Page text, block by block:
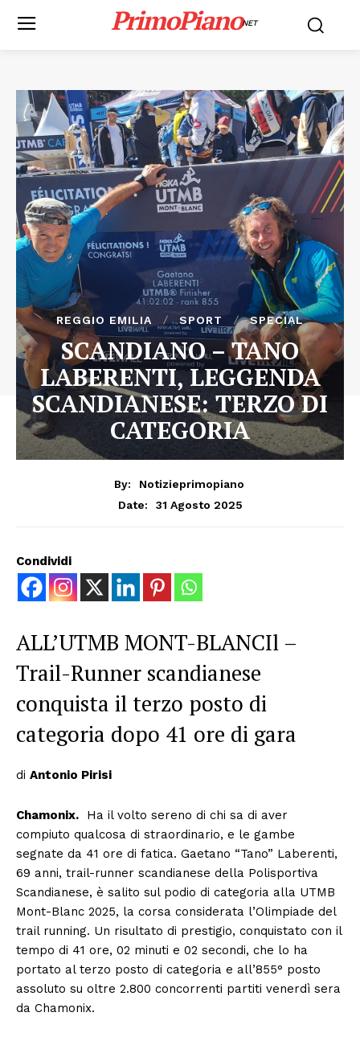
PrimoPianoNET
REGGIO EMILIA SPORT SPECIAL
SCANDIANO – TANO
LABERENTI, LEGGENDA
SCANDIANESE: TERZO DI
CATEGORIA
By:
Notizieprimopiano
Date:
31 Agosto 2025
Condividi
ALL’UTMB MONT-BLANCIl –
Trail-Runner scandianese
conquista il terzo posto di
categoria dopo 41 ore di gara
di Antonio Pirisi
Chamonix. Ha il volto sereno di chi sa di aver
compiuto qualcosa di straordinario, e le gambe
segnate da 41 ore di fatica. Gaetano “Tano” Laberenti,
69 anni, trail-runner scandianese della Polisportiva
Scandianese, è salito sul podio di categoria alla UTMB
Mont-Blanc 2025, la corsa considerata l’Olimpiade del
trail running. Un risultato di prestigio, conquistato con il
tempo di 41 ore, 02 minuti e 02 secondi, che lo ha
portato al terzo posto di categoria e all’855° posto
assoluto su oltre 2.800 concorrenti partiti venerdì sera
da Chamonix.